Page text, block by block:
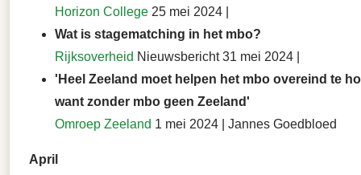
Horizon College 25 mei 2024 |
Wat is stagematching in het mbo?
Rijksoverheid Nieuwsbericht 31 mei 2024 |
'Heel Zeeland moet helpen het mbo overeind te
want zonder mbo geen Zeeland'
Omroep Zeeland 1 mei 2024 | Jannes Goedbloed
April